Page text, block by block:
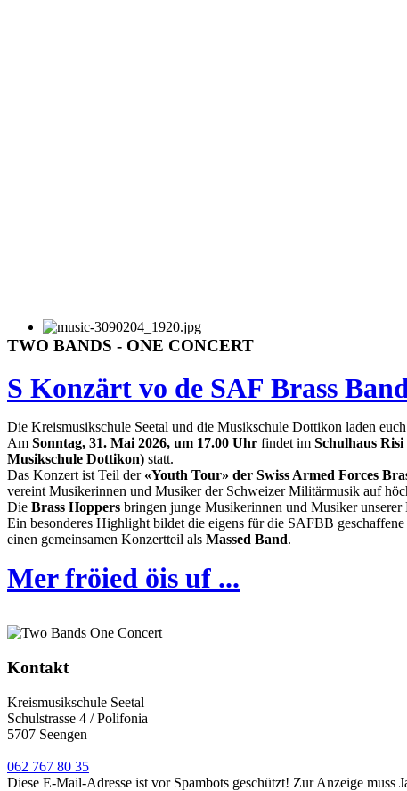
TWO BANDS - ONE CONCERT
S Konzärt vo de SAF Brass
Die Kreismusikschule Seetal und die Musikschule Dottikon laden
Am Sonntag, 31. Mai 2026, um 17.00 Uhr findet im Schulhaus
Musikschule Dottikon) statt.
Das Konzert ist Teil der «Youth Tour» der Swiss Armed Forces
vereint Musikerinnen und Musiker der Schweizer Militärmusik auf
Die Brass Hoppers bringen junge Musikerinnen und Musiker
Ein besonderes Highlight bildet die eigens für die SAFBB
einen gemeinsamen Konzertteil als Massed Band.
Mer fröied öis uf ...
Kontakt
Kreismusikschule Seetal
Schulstrasse 4 / Polifonia
5707 Seengen
062 767 80 35
Diese E-Mail-Adresse ist vor Spambots geschützt! Zur Anzeige muss